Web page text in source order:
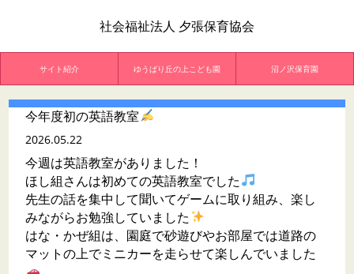
社会福祉法人 夕張保育協会
サイト紹介 ゆうばり丘の上こども園 沼ノ沢保育園
今年度初の英語教室
2026.05.22
今週は英語教室がありました！
ほし組さんは初めての英語教室でした
先生の話を集中して聞いてゲームに取り組み、楽し
みながらお勉強していました
はな・かぜ組は、園庭で砂遊びやお部屋では道路の
マットの上でミニカーを走らせて楽しんでいました